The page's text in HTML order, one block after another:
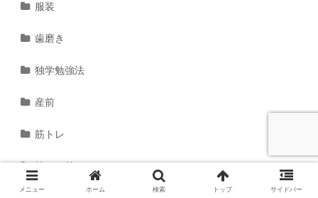
服装
歯磨き
独学勉強法
産前
筋トレ
筋トレ前ストレッチ
メニュー ホーム 検索 トップ サイドバー